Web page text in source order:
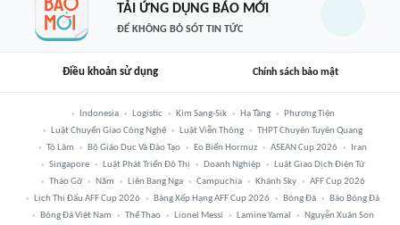
TẢI ỨNG DỤNG BÁO MỚI
ĐỂ KHÔNG BỎ SÓT TIN TỨC
Điều khoản sử dụng Chính sách bảo mật
Indonesia Logistic Kim Sang-Sik Hạ Tầng
Phương Tiện
Luật Chuyển Giao Công Nghệ
Luật Viễn Thông
THPT Chuyên Tuyên Quang
Tô Lâm
Bộ Giáo Dục Và Đào Tạo Eo Biển Hormuz ASEAN Cup 2026
Iran
Singapore
Luật Phát Triển Đô Thị Doanh Nghiệp
Luật Giao Dịch Điện Tử
Tháo Gỡ
Năm Liên Bang Nga Campuchia Khánh Sky
AFF Cup 2026
Lịch Thi Đấu AFF Cup 2026
Bảng Xếp Hạng AFF Cup 2026 Bóng Đá
Báo Bóng Đá
Bóng Đá Việt Nam
Thể Thao Lionel Messi Lamine Yamal Nguyễn Xuân Son